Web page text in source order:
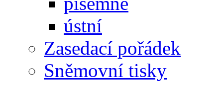
ústní
Zasedací pořádek
Sněmovní tisky